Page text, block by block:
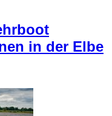
in der Elbe